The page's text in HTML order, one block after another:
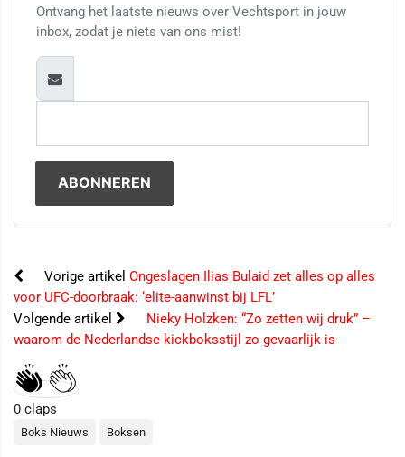
Ontvang het laatste nieuws over Vechtsport in jouw
inbox, zodat je niets van ons mist!
Vorige artikel Ongeslagen Ilias Bulaid zet alles op alles
voor UFC-doorbraak: ‘elite-aanwinst bij LFL’
Volgende artikel
Nieky Holzken: “Zo zetten wij druk” –
waarom de Nederlandse kickboksstijl zo gevaarlijk is
0 claps
Boks Nieuws Boksen